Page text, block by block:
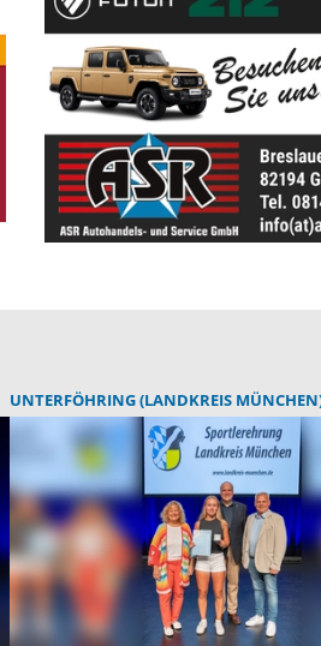
UNTERFÖHRING (LANDKREIS